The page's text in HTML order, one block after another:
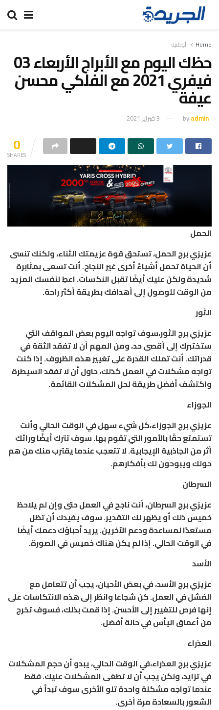
Home الوطنية
حظك اليوم مع الأبراج الأربعاء 03
فيفري 2021 مع الفلكي محسن
عيفة
byadmin 3 فبراير 2021
0
SHARES
الحمل
عزيزي برج الحمل، تستحق قوة عزيمتك الثناء، ولكنك تنسى
أن الحياة تحمل أشياءً أخرى غير النجاح. أنت تسعى بمثابرة
شديدة ولكن عليك أيضًا تقبل النكسات. اعطِ لنفسك المزيد
من الوقت للوصول إلى أهدافك بطريقة أكثر راحة.
الثور
عزيزي برج الثور،سوف تواجه اليوم بعض المواقف التي
ستختبرك إلى أقصى حد، ومن المهم أن لا تفقد الثقة في
قدراتك. أنت تملك القدرة على تغيير هذه الظروف. إذا كنت
تواجه مشكلات في العمل كذلك، حاول أن لا تفقد السيطرة
واكتشف أفضل طريقة لحل المشكلات القائمة.
الجوزاء
عزيزي برج الجوزاء،كل شيء سهل في الوقت الحالي وأنت
تستمتع حقًا بالأمور التي تقوم بها. سوف تترك أيضًا ورائك
أثر من الجاذبية الإيجابية. لا تتعجب عندما يقترب منك من هم
حولك ويبوحون لك بأفكارهم.
السرطان
عزيزي برج السرطان، أنت ناجح في العمل حتى وإن لم يلاحظ
خميس ذلك أو يظهر لك التقدير. سوف يفيدك أن تظل
مستعدًا لمساعدة ودعم الآخرين. يريد أحباؤك دعمك أيضًا
في الوقت الحالي. إذا لم يكن هناك خميس في الصورة.
الأسد
عزيزي برج الأسد، في بعض الأحيان، يجب أن تتعامل مع
الفشل في العمل. كن شجاعًا وانظر إلى هذه الانتكاسات على
إنها فرص للتغيير إلى الأحسن. إذا قمت بذلك، فسوف تخرج
من أعماق اليأس في حالة أفضل.
العذراء
عزيزي برج العذراء،في الوقت الحالي، يبدو أن حجم المشكلات
في تزايد، ولكن يجب أن لا تطغى المشكلات عليك. فقط
عندما تواجه مشكلة واحدة تلو الأخرى سوف تبدأ في
الشعور بالسعادة مرة أخرى.